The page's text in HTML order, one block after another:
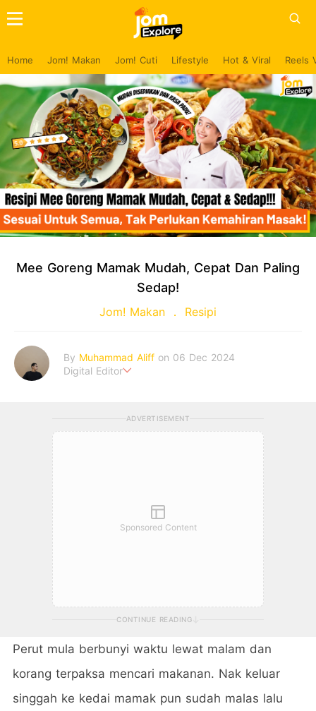
Home Jom! Makan Jom! Cuti Lifestyle Hot & Viral Reels
Mee Goreng Mamak Mudah, Cepat Dan Paling
Sedap!
Jom! Makan Resipi
By Muhammad Aliff on 06 Dec 2024
Digital Editor
ADVERTISEMENT
Sponsored Content
CONTINUE READING
Perut mula berbunyi waktu lewat malam dan
korang terpaksa mencari makanan. Nak keluar
singgah ke kedai mamak pun sudah malas lalu